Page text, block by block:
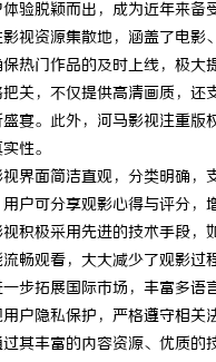
验脱颖而出，成为近年来备
视资源集散地，涵盖了电
热门作品的及时上线，极大
关，不仅提供高清画质，
宴。此外，河马影视注重
性。
界面简洁直观，分类明确，
户可分享观影心得与评分，
积极采用先进的技术手段
畅观看，大大减少了观影过
步拓展国际市场，丰富多
户隐私保护，严格遵守相关
其丰富的内容资源、优质